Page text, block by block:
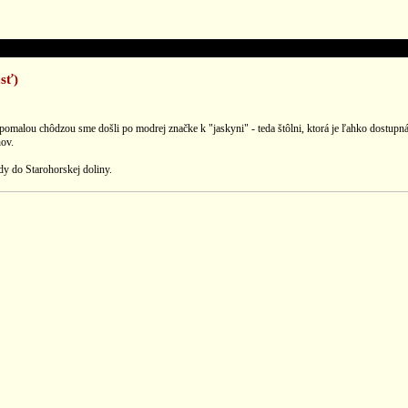
chôdzou sme došli po modrej značke k "jaskyni" - teda štôlni, ktorá je ľahko
do Starohorskej doliny.